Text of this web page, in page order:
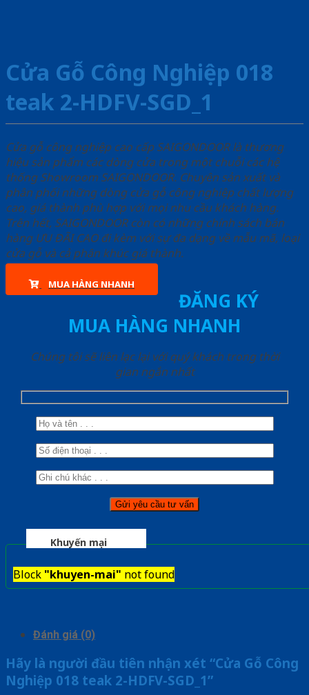
Cửa Gỗ Công Nghiệp 018
teak 2-HDFV-SGD_1
Cửa gỗ công nghiệp cao cấp SAIGONDOOR là thương
hiệu sản phẩm các dòng cửa trong một chuỗi các hệ
thống Showroom SAIGONDOOR. Chuyên sản xuất và
phân phối những dòng cửa gỗ công nghiệp chất lượng
cao, giá thành phù hợp với mọi nhu cầu khách hàng.
Trên hết, SAIGONDOOR còn có những chính sách bán
hàng ƯU ĐÃI CAO đi kèm với sự đa dạng về mẫu mã, loại
cửa gỗ và cả phân khúc giá thành.
MUA HÀNG NHANH
ĐĂNG KÝ
MUA HÀNG NHANH
Chúng tôi sẽ liên lạc lại với quý khách trong thời
gian ngắn nhất
Khuyến mại
Block "khuyen-mai" not found
Đánh giá (0)
Hãy là người đầu tiên nhận xét “Cửa Gỗ Công
Nghiệp 018 teak 2-HDFV-SGD_1”